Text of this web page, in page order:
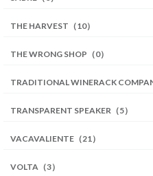
THE HARVEST（10）
THE WRONG SHOP（0）
TRADITIONAL WINERACK
TRANSPARENT SPEAKER（5）
VACAVALIENTE（21）
VOLTA（3）